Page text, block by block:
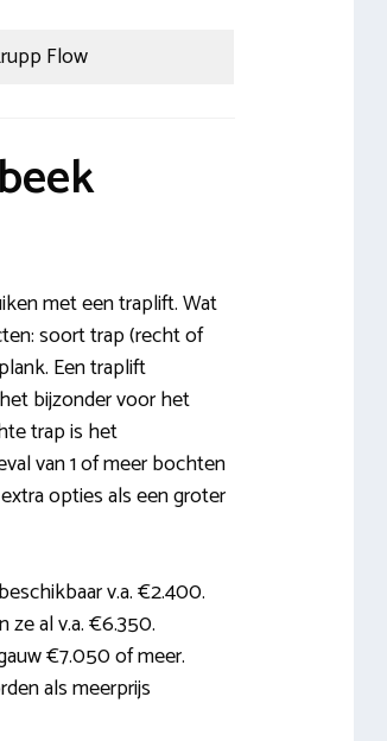
Flow
met een traplift. Wat
soort trap (recht of
Een traplift
bijzonder voor het
trap is het
van 1 of meer bochten
opties als een groter
v.a. €2.400.
ze al v.a. €6.350.
€7.050 of meer.
als meerprijs